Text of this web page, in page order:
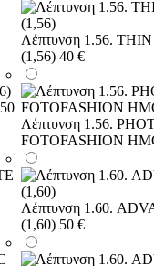
Λέπτυνση 1.56.
(1,56) 40 €
50
Λέπτυνση 1.56.
FOTOFASHION
Λέπτυνση 1.60.
(1,60) 50 €